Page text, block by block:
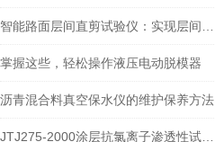
掌握这些，轻松操作液压电动脱模器
沥青混合料真空保水仪的维护保养方法